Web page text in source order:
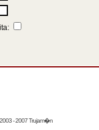
- 2007 Trujam�n